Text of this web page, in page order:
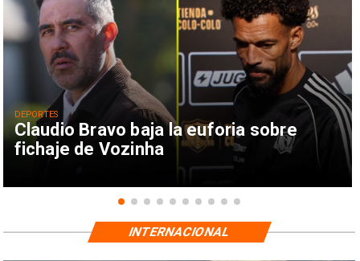
Claudio Bravo baja la euforia sobre
fichaje de Vozinha
DEPORTES
INTERNACIONAL